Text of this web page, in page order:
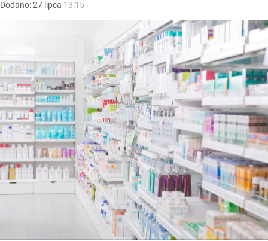
Dodano:27 lipca 13:15